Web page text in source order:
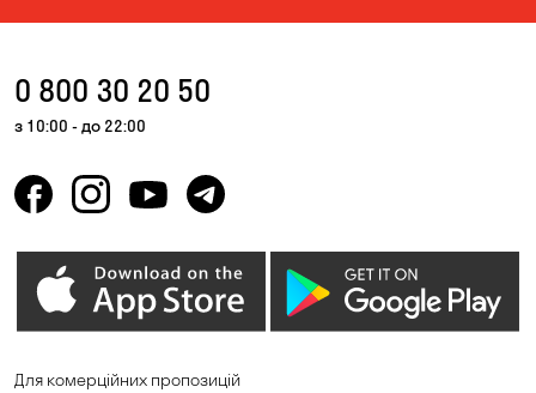
0 800 30 20 50
з 10:00 - до 22:00
Для комерційних пропозицій